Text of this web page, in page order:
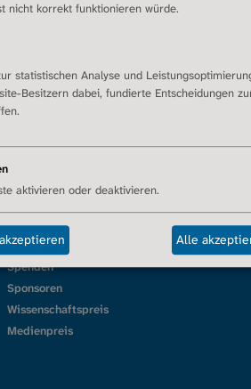
Verein
Geschäftsstelle
Team
Leitbild
Transparenzerklärung
Kooperationen
Spenden
Sponsoren
Wissenschaftspreis
Medienpreis
Services
Mediathek
Zugang
nicht korrekt funktionieren würde.
statistischen Analyse und
Besitzern dabei, fundierte Entscheidungen
aktivieren oder deaktivieren.
Alle